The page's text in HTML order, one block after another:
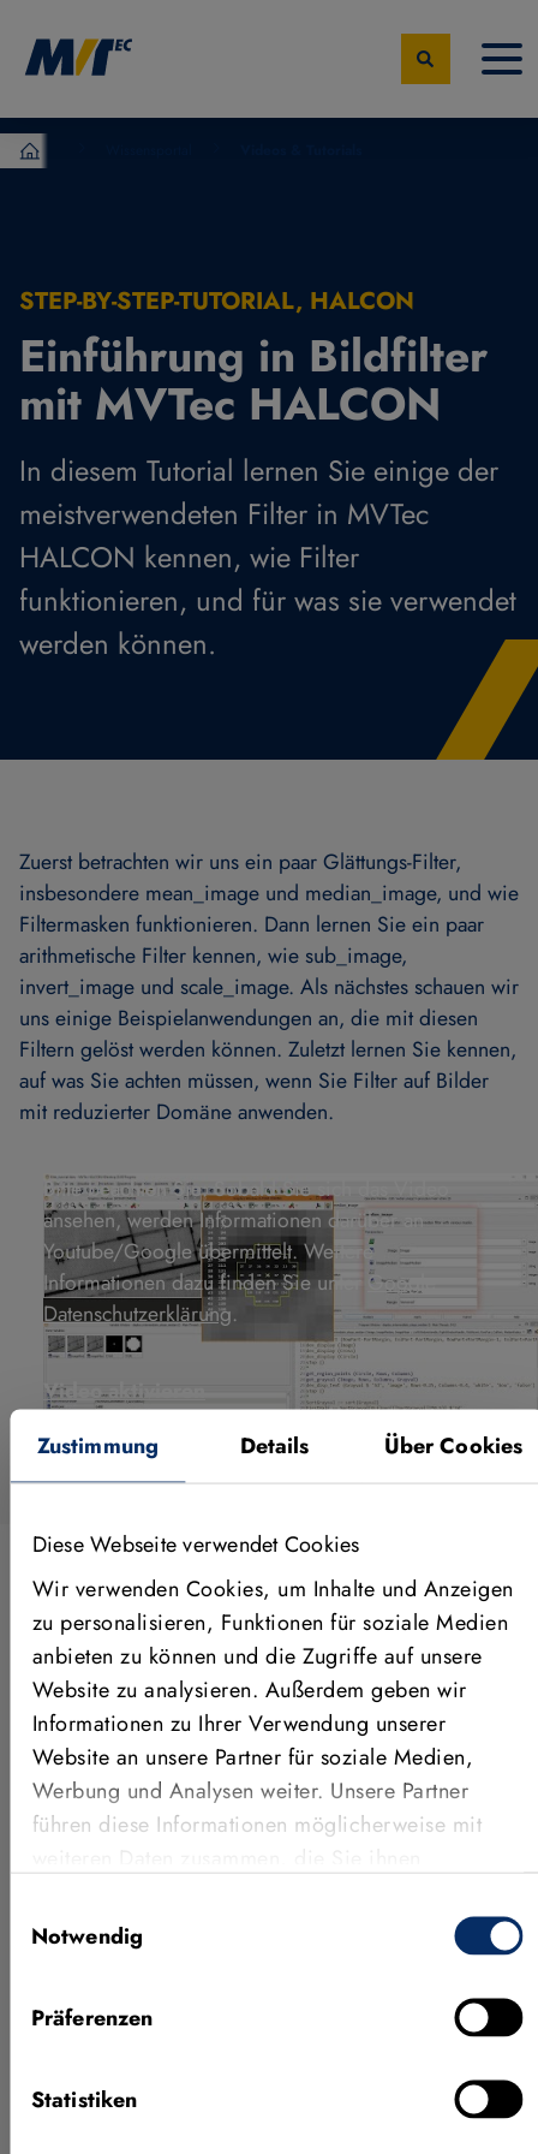
Zustimmung Details Über Cookies
Diese Webseite verwendet Cookies
Wir verwenden Cookies, um Inhalte und Anzeigen
zu personalisieren, Funktionen für soziale Medien
anbieten zu können und die Zugriffe auf unsere
Website zu analysieren. Außerdem geben wir
Informationen zu Ihrer Verwendung unserer
Website an unsere Partner für soziale Medien,
Werbung und Analysen weiter. Unsere Partner
führen diese Informationen möglicherweise mit
Nutzung der Dienste gesammelt haben.
Notwendig
Präferenzen
Statistiken
MVTec Software – Experten der industrielle
STEP-BY-STEP-TUTORIAL, HALCON
Einführung in Bildfilter
mit MVTec HALCON
In diesem Tutorial lernen Sie einige der
meistverwendeten Filter in MVTec
HALCON kennen, wie Filter
funktionieren, und für was sie verwendet
werden können.
Zuerst betrachten wir uns ein paar Glättungs-Filter,
insbesondere mean_image und median_image, und wie
Filtermasken funktionieren. Dann lernen Sie ein paar
arithmetische Filter kennen, wie sub_image,
invert_image und scale_image. Als nächstes schauen wir
uns einige Beispielanwendungen an, die mit diesen
Filtern gelöst werden können. Zuletzt lernen Sie kennen,
auf was Sie achten müssen, wenn Sie Filter auf Bilder
mit reduzierter Domäne anwenden.
Bitte beachten Sie: Sobald Sie sich das Video
ansehen, werden Informationen darüber an
Youtube/Google übermittelt. Weitere
Informationen dazu finden Sie unter Google
Datenschutzerklärung.
Video aktivieren
ANWENDUNGEN, FEATURES &
MEHR
Weitere Videos
Neueste Features von MVTec
KI-